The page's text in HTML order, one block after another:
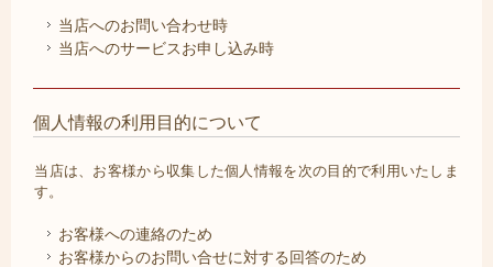
当店へのお問い合わせ時
当店へのサービスお申し込み時
個人情報の利用目的について
当店は、お客様から収集した個人情報を次の目的で利用いたしま
す。
お客様への連絡のため
お客様からのお問い合せに対する回答のため